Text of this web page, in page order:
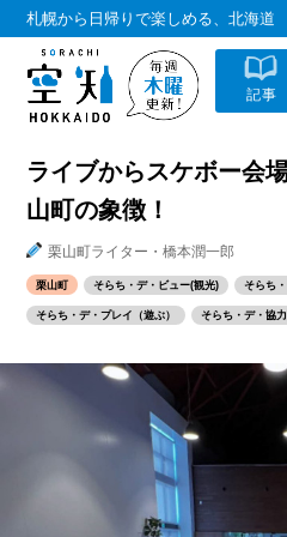
札幌から日帰りで楽しめる、北海道
記事
ライブからスケボー会
山町の象徴！
栗山町ライター・橋本潤一郎
栗山町 そらち・デ・ビュー(観光) そらち
そらち・デ・プレイ（遊ぶ） そらち・デ・協